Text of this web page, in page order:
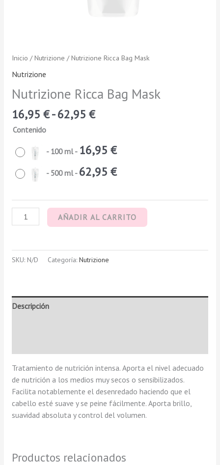
Inicio /Nutrizione / Nutrizione Ricca Bag Mask
Nutrizione
Nutrizione Ricca Bag Mask
16,95 €- 62,95 €
Contenido
- 100 ml- 16,95 €
- 500 ml- 62,95 €
AÑADIR AL CARRITO
SKU: N/D Categoría: Nutrizione
Descripción
Tratamiento de nutrición intensa. Aporta el nivel adecuado
de nutrición a los medios muy secos o sensibilizados.
Facilita notablemente el desenredado haciendo que el
cabello esté suave y se peine fácilmente. Aporta brillo,
suavidad absoluta y control del volumen.
Productos relacionados